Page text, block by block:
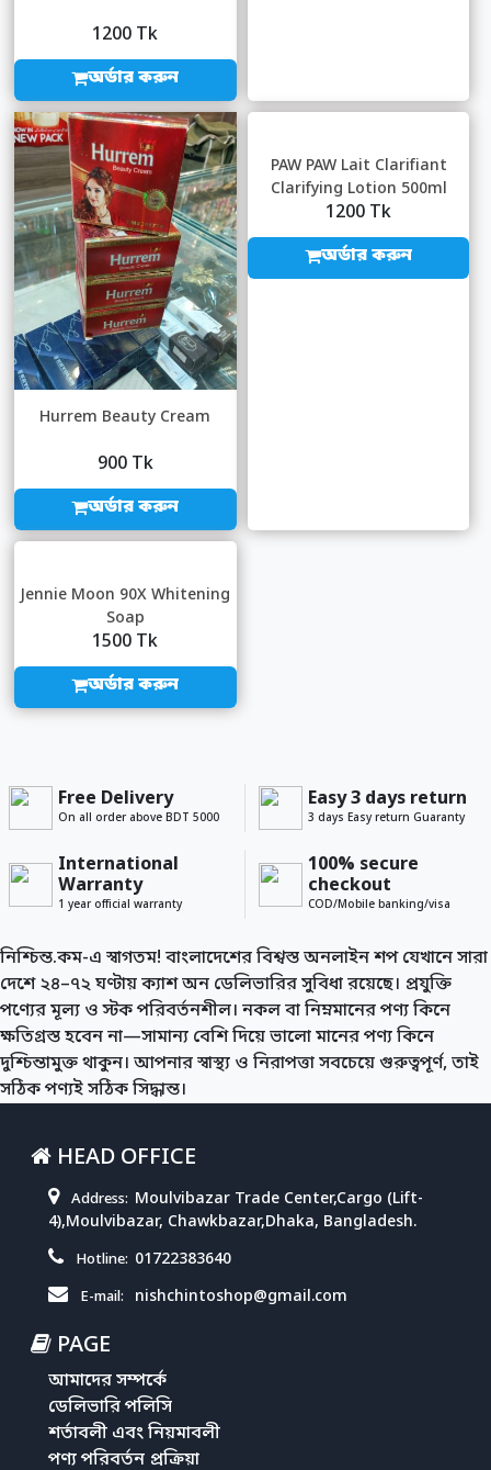
1200 Tk
অর্ডার করুন
Hurrem Beauty Cream
900 Tk
অর্ডার করুন
PAW PAW Lait Clarifiant
Clarifying Lotion 500ml
16.9oz 16.8o...
1200 Tk
অর্ডার করুন
Jennie Moon 90X Whitening
Soap
1500 Tk
অর্ডার করুন
Free Delivery
On all order above BDT 5000
Easy 3 days return
3 days Easy return Guaranty
International
Warranty
1 year official warranty
100% secure
checkout
COD/Mobile banking/visa
নিশ্চিন্ত.কম-এ স্বাগতম! বাংলাদেশের বিশ্বস্ত অনলাইন শপ যেখানে সারা
দেশে ২৪–৭২ ঘণ্টায় ক্যাশ অন ডেলিভারির সুবিধা রয়েছে। প্রযুক্তি
পণ্যের মূল্য ও স্টক পরিবর্তনশীল। নকল বা নিম্নমানের পণ্য কিনে
ক্ষতিগ্রস্ত হবেন না—সামান্য বেশি দিয়ে ভালো মানের পণ্য কিনে
দুশ্চিন্তামুক্ত থাকুন। আপনার স্বাস্থ্য ও নিরাপত্তা সবচেয়ে গুরুত্বপূর্ণ, তাই
সঠিক পণ্যই সঠিক সিদ্ধান্ত।
HEAD OFFICE
Address: Moulvibazar Trade Center,Cargo (Lift-
4),Moulvibazar, Chawkbazar,Dhaka, Bangladesh.
Hotline: 01722383640
E-mail: nishchintoshop@gmail.com
PAGE
আমাদের সম্পর্কে
ডেলিভারি পলিসি
শর্তাবলী এবং নিয়মাবলী
পণ্য পরিবর্তন প্রক্রিয়া